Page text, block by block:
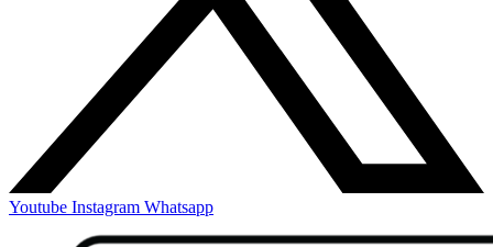
Youtube Instagram Whatsapp